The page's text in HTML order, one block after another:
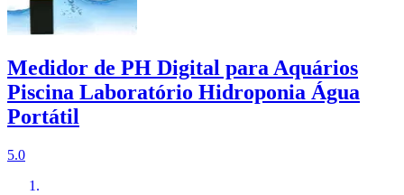
Medidor de PH Digital para Aquários
Piscina Laboratório Hidroponia Água
Portátil
5.0